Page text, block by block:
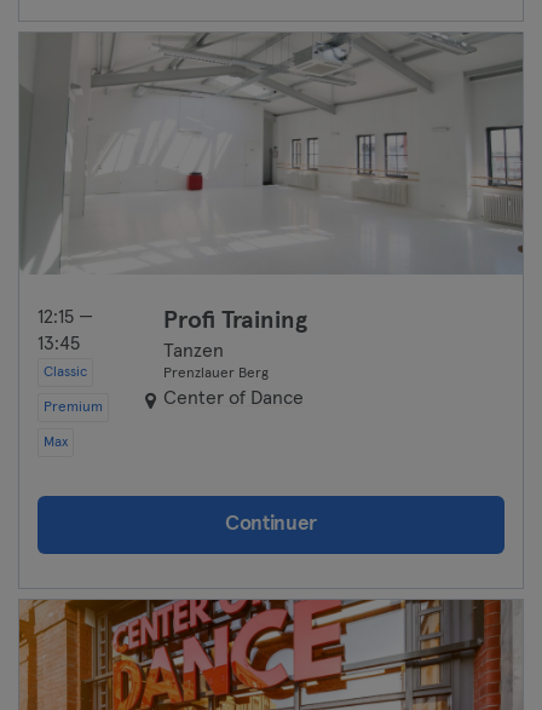
12:15 —
13:45
Classic
Premium
Max
Profi Training
Tanzen
Prenzlauer Berg
Center of Dance
Continuer